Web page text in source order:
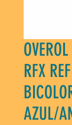
RFX
AZUL/